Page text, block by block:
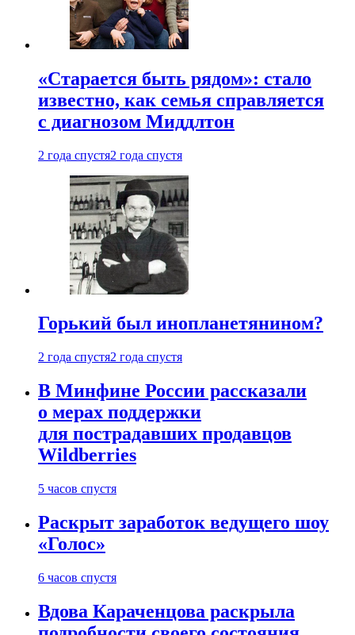
«Старается быть рядом»: стало
известно, как семья справляется
с диагнозом Миддлтон
2 года спустя2 года спустя
Горький был инопланетянином?
2 года спустя2 года спустя
В Минфине России рассказали
о мерах поддержки
для пострадавших продавцов
Wildberries
5 часов спустя
Раскрыт заработок ведущего шоу
«Голос»
6 часов спустя
Вдова Караченцова раскрыла